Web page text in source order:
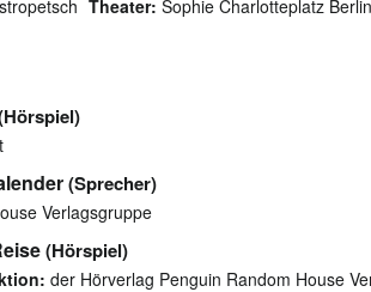
Theater: Sophie Charlotteplatz Berlin
(Sprecher)
Verlagsgruppe
(Hörspiel)
der Hörverlag Penguin Random House